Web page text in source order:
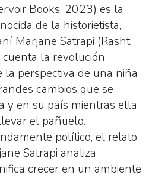
Books, 2023) es la
de la historietista,
Marjane Satrapi (Rasht,
cuenta la revolución
la perspectiva de una niña
cambios que se
y en su país mientras ella
el pañuelo.
político, el relato
Satrapi analiza
crecer en un ambiente